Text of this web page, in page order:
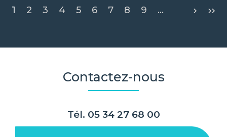
1 2 3 4 5 6 7 8 9 …
Contactez-nous
Tél. 05 34 27 68 00